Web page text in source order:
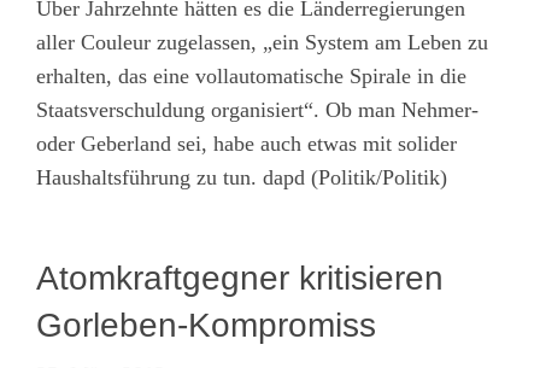
Über Jahrzehnte hätten es die Länderregierungen
aller Couleur zugelassen, „ein System am Leben zu
erhalten, das eine vollautomatische Spirale in die
Staatsverschuldung organisiert“. Ob man Nehmer-
oder Geberland sei, habe auch etwas mit solider
Haushaltsführung zu tun. dapd (Politik/Politik)
Atomkraftgegner kritisieren
Gorleben-Kompromiss